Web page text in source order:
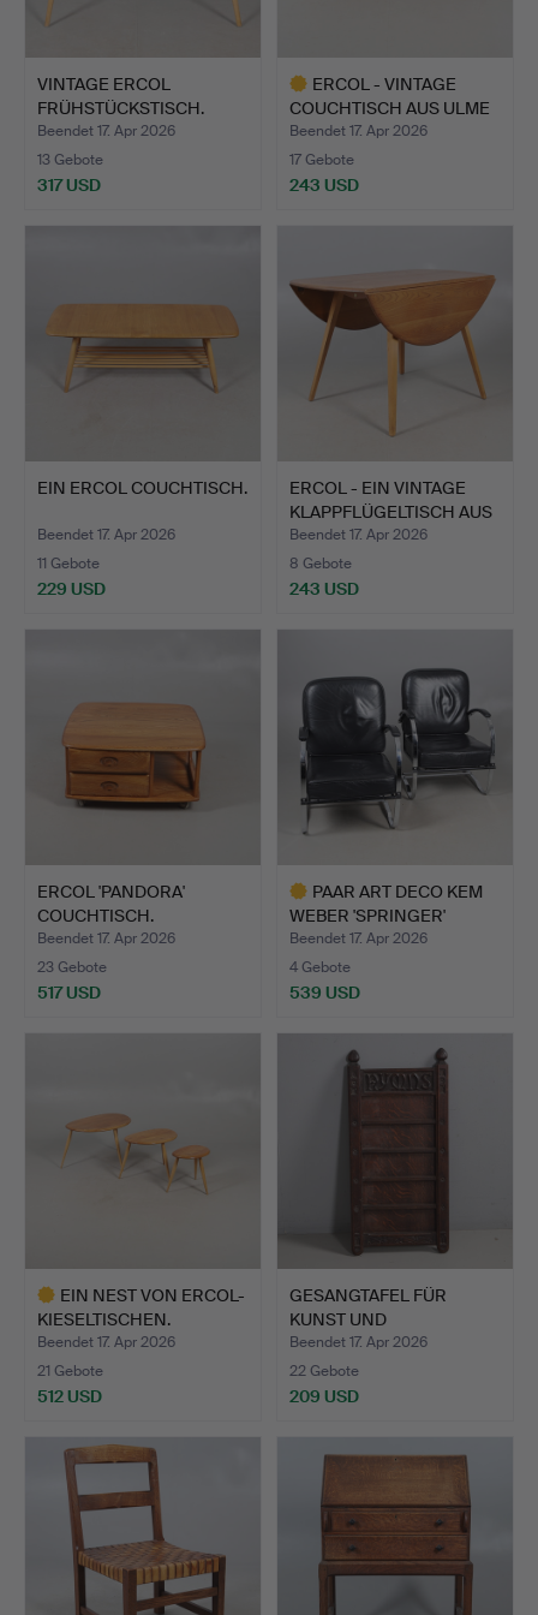
VINTAGE ERCOL
FRÜHSTÜCKSTISCH.
Beendet 17. Apr 2026
13 Gebote
317 USD
ERCOL - VINTAGE
COUCHTISCH AUS ULME
UND BU…
Beendet 17. Apr 2026
17 Gebote
243 USD
EIN ERCOL COUCHTISCH.
Beendet 17. Apr 2026
11 Gebote
229 USD
ERCOL - EIN VINTAGE
KLAPPFLÜGELTISCH AUS
U…
Beendet 17. Apr 2026
8 Gebote
243 USD
ERCOL 'PANDORA'
COUCHTISCH.
Beendet 17. Apr 2026
23 Gebote
517 USD
PAAR ART DECO KEM
WEBER 'SPRINGER'
SESSEL.
Beendet 17. Apr 2026
4 Gebote
539 USD
EIN NEST VON ERCOL-
KIESELTISCHEN.
Beendet 17. Apr 2026
21 Gebote
512 USD
Objekt
GESANGTAFEL FÜR
KUNST UND
KUNSTHANDWERK, M…
Beendet 17. Apr 2026
22 Gebote
209 USD